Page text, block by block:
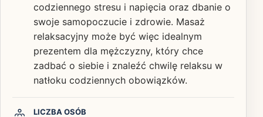
codziennego stresu i napięcia oraz dbanie o
swoje samopoczucie i zdrowie. Masaż
relaksacyjny może być więc idealnym
prezentem dla mężczyzny, który chce
zadbać o siebie i znaleźć chwilę relaksu w
natłoku codziennych obowiązków.
LICZBA OSÓB